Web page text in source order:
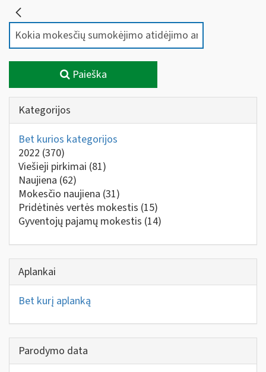
Paieška
Kategorijos
Bet kurios kategorijos
2022 (370)
Viešieji pirkimai (81)
Naujiena (62)
Mokesčio naujiena (31)
Pridėtinės vertės mokestis (15)
Gyventojų pajamų mokestis (14)
Aplankai
Bet kurį aplanką
Parodymo data